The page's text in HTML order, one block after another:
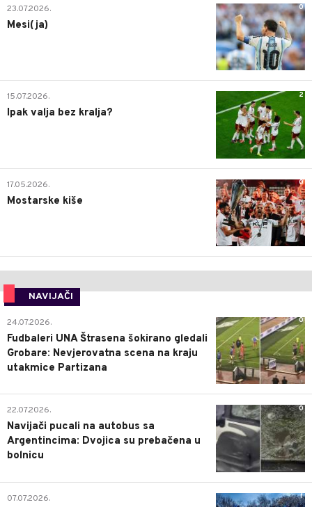
0
23.07.2026.
Mesi(ja)
2
15.07.2026.
Ipak valja bez kralja?
0
17.05.2026.
Mostarske kiše
NAVIJAČI
0
24.07.2026.
Fudbaleri UNA Štrasena šokirano gledali
Grobare: Nevjerovatna scena na kraju
utakmice Partizana
0
22.07.2026.
Navijači pucali na autobus sa
Argentincima: Dvojica su prebačena u
bolnicu
1
07.07.2026.